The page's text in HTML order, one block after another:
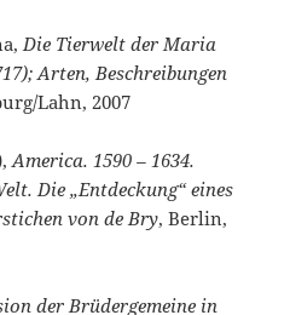
Die Tierwelt der Maria
Arten, Beschreibungen
Lahn, 2007
America. 1590 – 1634.
Die „Entdeckung“ eines
von de Bry, Berlin,
der Brüdergemeine in